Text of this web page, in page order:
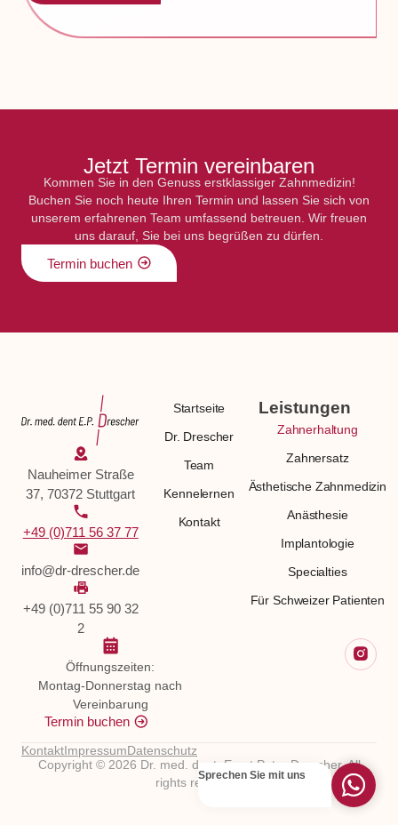
Jetzt Termin vereinbaren
Kommen Sie in den Genuss erstklassiger Zahnmedizin!
Buchen Sie noch heute Ihren Termin und lassen Sie sich von
unserem erfahrenen Team umfassend betreuen. Wir freuen
uns darauf, Sie bei uns begrüßen zu dürfen.
Termin buchen
Sprechen Sie mit uns
Nauheimer Straße
37, 70372 Stuttgart
+49 (0)711 56 37 77
info@dr-drescher.de
+49 (0)711 55 90 32
2
Startseite
Dr. Drescher
Team
Kennelernen
Kontakt
Leistungen
Zahnerhaltung
Zahnersatz
Ästhetische Zahnmedizin
Anästhesie
Implantologie
Specialties
Für Schweizer Patienten
Öffnungszeiten:
Montag-Donnerstag nach
Vereinbarung
Termin buchen
Copyright © 2026 Dr. med. dent. Ernst Peter Drescher. All
rights reserved.
KontaktImpressumDatenschutz